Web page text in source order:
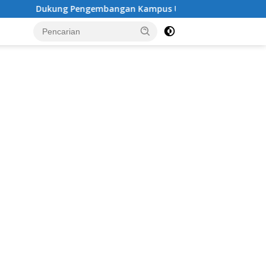
Kampus UNESA di Pusat Kota, Riyono Caping: